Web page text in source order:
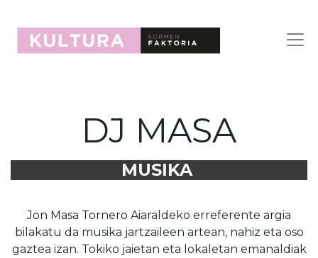
DJ MASA
MUSIKA
Jon Masa Tornero Aiaraldeko erreferente argia
bilakatu da musika jartzaileen artean, nahiz eta oso
gaztea izan. Tokiko jaietan eta lokaletan emanaldiak